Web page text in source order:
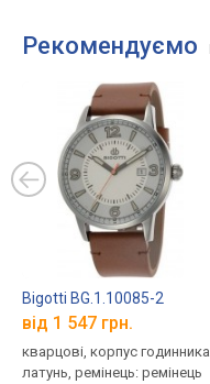
Рекомендуємо
Bigotti BG.1.10085-2
від 1 547 грн.
кварцові, корпус годинника
латунь, ремінець: ремінець